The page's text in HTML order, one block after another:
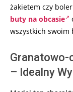
żakietem czy
buty na obcasie
wszystkich swoim
Granatowo-
– Idealny